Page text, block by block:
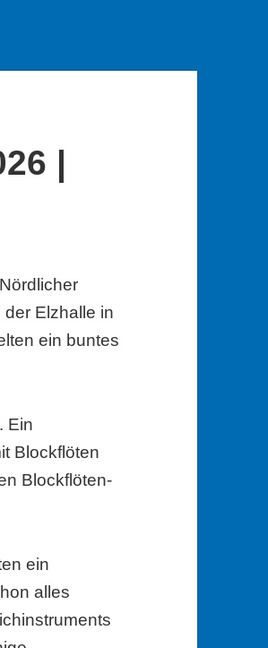
|
der Elzhalle in
ein buntes
Ein
Blockflöten
Blockflöten-
ein
alles